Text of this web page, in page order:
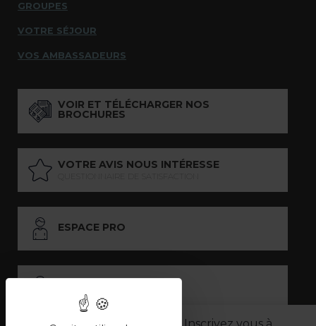
GROUPES
VOTRE SÉJOUR
VOS AMBASSADEURS
VOIR ET TÉLÉCHARGER NOS
BROCHURES
VOTRE AVIS NOUS INTÉRESSE
ESPACE PRO